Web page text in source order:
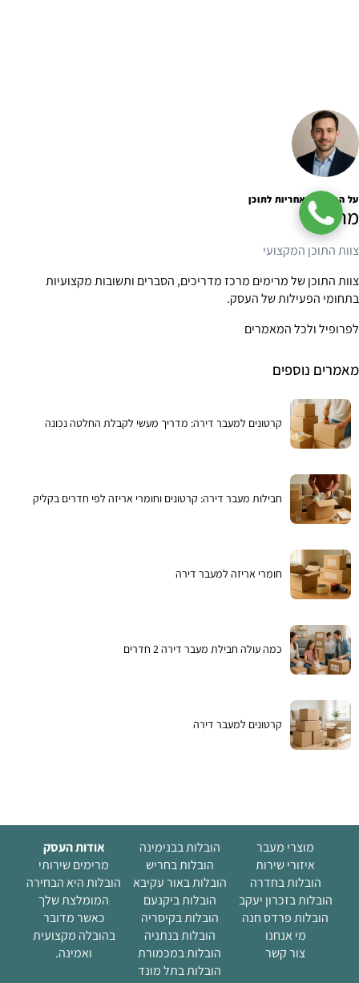
על הכותב והאחריות לתוכן
מרימים
צוות התוכן המקצועי
צוות התוכן של מרימים מרכז מדריכים, הסברים ותשובות מקצועיות
בתחומי הפעילות של העסק.
לפרופיל ולכל המאמרים
מאמרים נוספים
קרטונים למעבר דירה: מדריך מעשי לקבלת החלטה נכונה
חבילות מעבר דירה: קרטונים וחומרי אריזה לפי חדרים בקליק
חומרי אריזה למעבר דירה
כמה עולה חבילת מעבר דירה 2 חדרים
קרטונים למעבר דירה
מוצרי מעבר
איזורי שירות
הובלות בחדרה
הובלות בזכרון יעקב
הובלות פרדס חנה
מי אנחנו
צור קשר
(current)
הובלות בבנימינה
הובלות בחריש
הובלות באור עקיבא
הובלות ביקנעם
הובלות בקיסריה
הובלות בנתניה
הובלות במכמורת
הובלות בתל מונד
אודות העסק
מרימים שירותי
הובלות היא הבחירה
המומלצת שלך
כאשר מדובר
בהובלה מקצועית
ואמינה.